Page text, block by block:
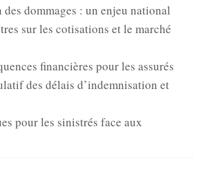
dommages : un enjeu national
sur les cotisations et le marché
financières pour les assurés
des délais d’indemnisation et
pour les sinistrés face aux